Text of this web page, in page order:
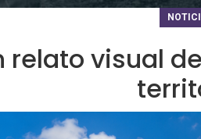
relato visual